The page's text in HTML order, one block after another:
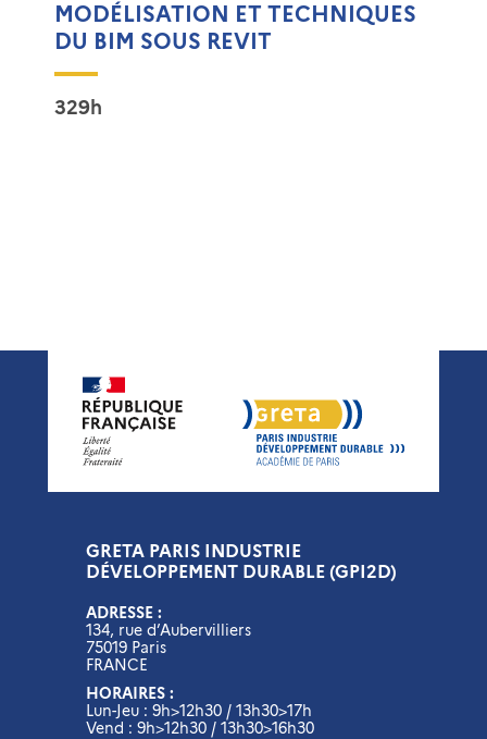
MODÉLISATION ET TECHNIQUES
DU BIM SOUS REVIT
329h
GRETA PARIS INDUSTRIE
DÉVELOPPEMENT DURABLE (GPI2D)
ADRESSE :
134, rue d’Aubervilliers
75019 Paris
FRANCE
HORAIRES :
Lun-Jeu : 9h>12h30 / 13h30>17h
Vend : 9h>12h30 / 13h30>16h30